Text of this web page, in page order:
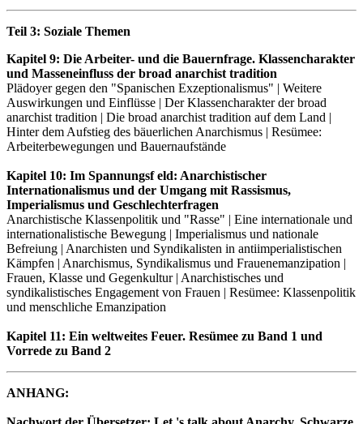
Teil 3: Soziale Themen
Kapitel 9: Die Arbeiter- und die Bauernfrage. Klassencharakter
und Masseneinfluss der broad anarchist tradition
Plädoyer gegen den "Spanischen Exzeptionalismus" | Weitere
Auswirkungen und Einflüsse | Der Klassencharakter der broad
anarchist tradition | Die broad anarchist tradition auf dem Land |
Hinter dem Aufstieg des bäuerlichen Anarchismus | Resümee:
Arbeiterbewegungen und Bauernaufstände
Kapitel 10: Im Spannungsf eld: Anarchistischer
Internationalismus und der Umgang mit Rassismus,
Imperialismus und Geschlechterfragen
Anarchistische Klassenpolitik und "Rasse" | Eine internationale und
internationalistische Bewegung | Imperialismus und nationale
Befreiung | Anarchisten und Syndikalisten in antiimperialistischen
Kämpfen | Anarchismus, Syndikalismus und Frauenemanzipation |
Frauen, Klasse und Gegenkultur | Anarchistisches und
syndikalistisches Engagement von Frauen | Resümee: Klassenpolitik
und menschliche Emanzipation
Kapitel 11: Ein weltweites Feuer. Resümee zu Band 1 und
Vorrede zu Band 2
ANHANG: